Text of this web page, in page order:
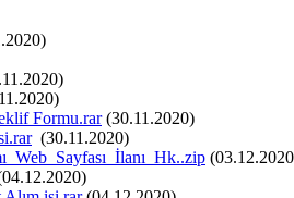
Formu.rar(30.11.2020)
(30.11.2020)